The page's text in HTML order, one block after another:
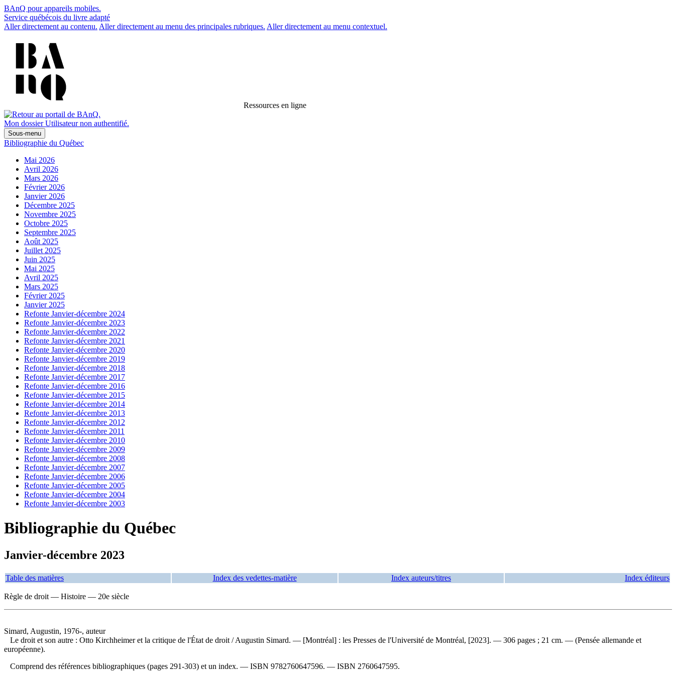
BAnQ pour appareils mobiles.
Service québécois du livre adapté
Aller directement au contenu. Aller directement au menu des principales rubriques. Aller directement au menu contextuel.
Ressources en ligne
Mon dossier Utilisateur non authentifié.
Sous-menu
Bibliographie du Québec
Mai 2026
Avril 2026
Mars 2026
Février 2026
Janvier 2026
Décembre 2025
Novembre 2025
Octobre 2025
Septembre 2025
Août 2025
Juillet 2025
Juin 2025
Mai 2025
Avril 2025
Mars 2025
Février 2025
Janvier 2025
Refonte Janvier-décembre 2024
Refonte Janvier-décembre 2023
Refonte Janvier-décembre 2022
Refonte Janvier-décembre 2021
Refonte Janvier-décembre 2020
Refonte Janvier-décembre 2019
Refonte Janvier-décembre 2018
Refonte Janvier-décembre 2017
Refonte Janvier-décembre 2016
Refonte Janvier-décembre 2015
Refonte Janvier-décembre 2014
Refonte Janvier-décembre 2013
Refonte Janvier-décembre 2012
Refonte Janvier-décembre 2011
Refonte Janvier-décembre 2010
Refonte Janvier-décembre 2009
Refonte Janvier-décembre 2008
Refonte Janvier-décembre 2007
Refonte Janvier-décembre 2006
Refonte Janvier-décembre 2005
Refonte Janvier-décembre 2004
Refonte Janvier-décembre 2003
Bibliographie du Québec
Janvier-décembre 2023
Table des matières Index des vedettes-matière Index auteurs/titres Index éditeurs
Règle de droit — Histoire — 20e siècle
Simard, Augustin, 1976-, auteur
Le droit et son autre : Otto Kirchheimer et la critique de l'État de droit / Augustin Simard. — [Montréal] : les Presses de l'Université de Montréal, [2023]. — 306 pages ; 21 cm. — (Pensée allemande et
européenne).
Comprend des références bibliographiques (pages 291-303) et un index. — ISBN 9782760647596. — ISBN 2760647595.